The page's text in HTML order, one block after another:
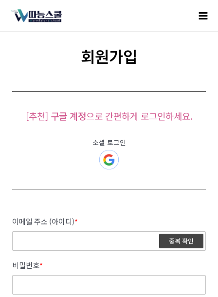
회원가입
[추천] 구글 계정으로 간편하게 로그인하세요.
소셜 로그인
이메일 주소 (아이디)*
중복 확인
비밀번호*